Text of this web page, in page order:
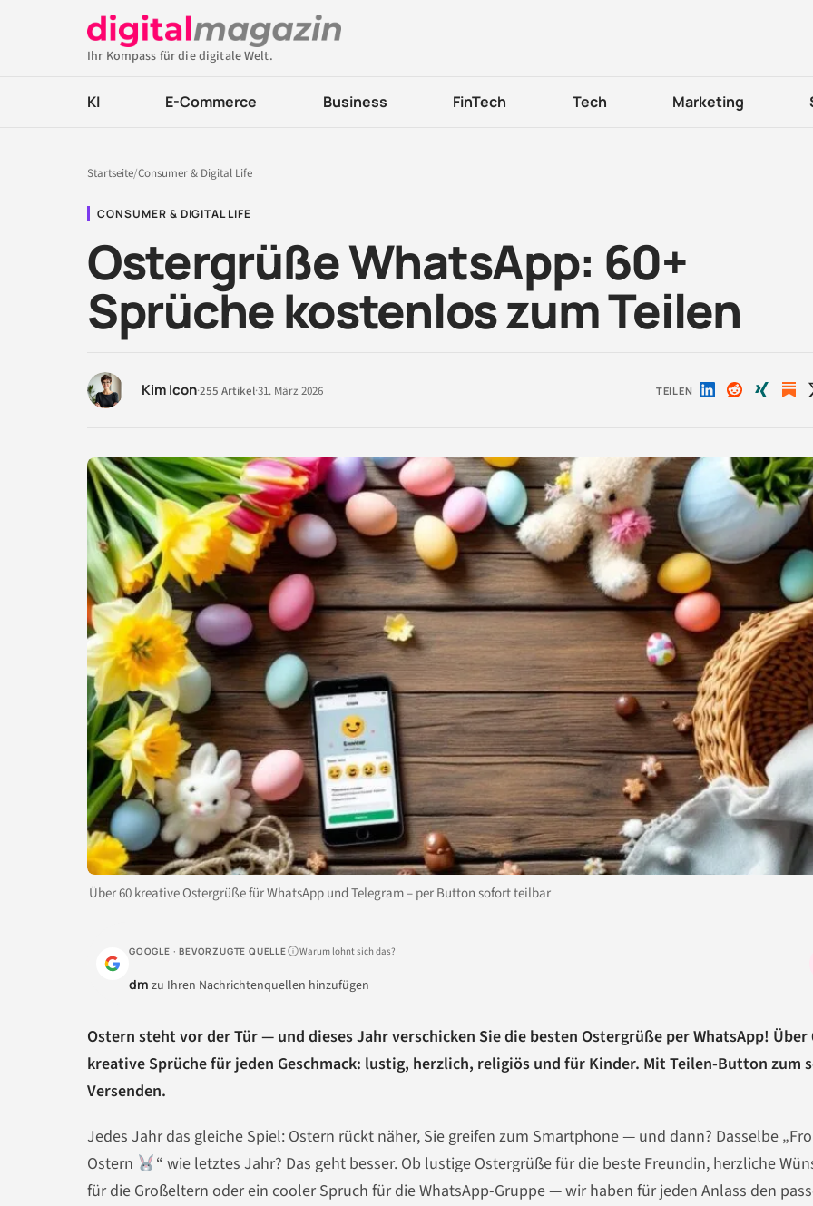
Ihr Kompass für die digitale Welt.
KI E-Commerce Business FinTech Tech Marketing
Startseite/Consumer & Digital Life
CONSUMER & DIGITAL LIFE
Ostergrüße WhatsApp: 60+
Sprüche kostenlos zum Teilen
Kim Icon·255 Artikel·31. März 2026 TEILEN Auf Auf Auf
Über 60 kreative Ostergrüße für WhatsApp und Telegram – per Button sofort teilbar
GOOGLE · BEVORZUGTE QUELLE Warum lohnt sich das?
dm zu Ihren Nachrichtenquellen hinzufügen
Ostern steht vor der Tür — und dieses Jahr verschicken Sie die besten Ostergrüße per WhatsApp! Über
kreative Sprüche für jeden Geschmack: lustig, herzlich, religiös und für Kinder. Mit Teilen-Button zum
Versenden.
Jedes Jahr das gleiche Spiel: Ostern rückt näher, Sie greifen zum Smartphone — und dann? Dasselbe
Ostern
“ wie letztes Jahr? Das geht besser. Ob lustige Ostergrüße für die beste Freundin, herzliche
für die Großeltern oder ein cooler Spruch für die WhatsApp-Gruppe — wir haben für jeden Anlass den